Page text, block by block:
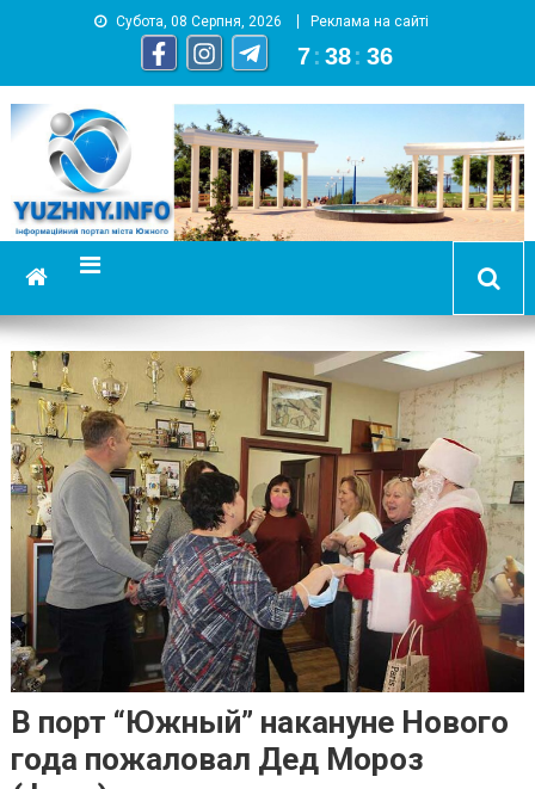
Субота, 08 Серпня, 2026 Реклама на сайті
7 : 38 : 37
YUZHNY.INFO
информационный портал города Южный
В порт “Южный” накануне Нового
года пожаловал Дед Мороз